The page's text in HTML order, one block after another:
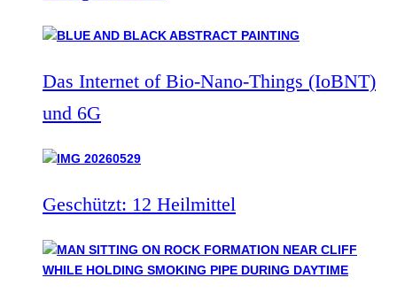
Das Internet of Bio-Nano-Things (IoBNT)
und 6G
Geschützt: 12 Heilmittel